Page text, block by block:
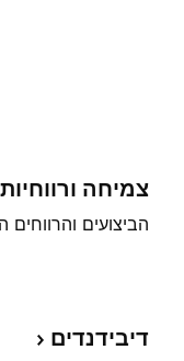
צמיחה ורווחיות
הביצועים
דיבידנדים